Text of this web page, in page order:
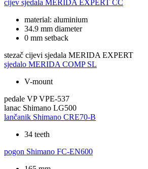
cijev sjedala MERIDA EXPERT CC
material: aluminium
34.9 mm diameter
0 mm setback
stezač cijevi sjedala MERIDA EXPERT
sjedalo MERIDA COMP SL
V-mount
pedale VP VPE-537
lanac Shimano LG500
lančanik Shimano CRE70-B
34 teeth
pogon Shimano FC-EN600